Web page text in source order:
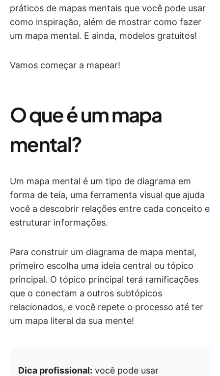
práticos de mapas mentais que você pode usar
como inspiração, além de mostrar como fazer
um mapa mental. E ainda, modelos gratuitos!
Vamos começar a mapear!
O que é um mapa
mental?
Um mapa mental é um tipo de diagrama em
forma de teia, uma ferramenta visual que ajuda
você a descobrir relações entre cada conceito e
estruturar informações.
Para construir um diagrama de mapa mental,
primeiro escolha uma ideia central ou tópico
principal. O tópico principal terá ramificações
que o conectam a outros subtópicos
relacionados, e você repete o processo até ter
um mapa literal da sua mente!
Dica profissional: você pode usar